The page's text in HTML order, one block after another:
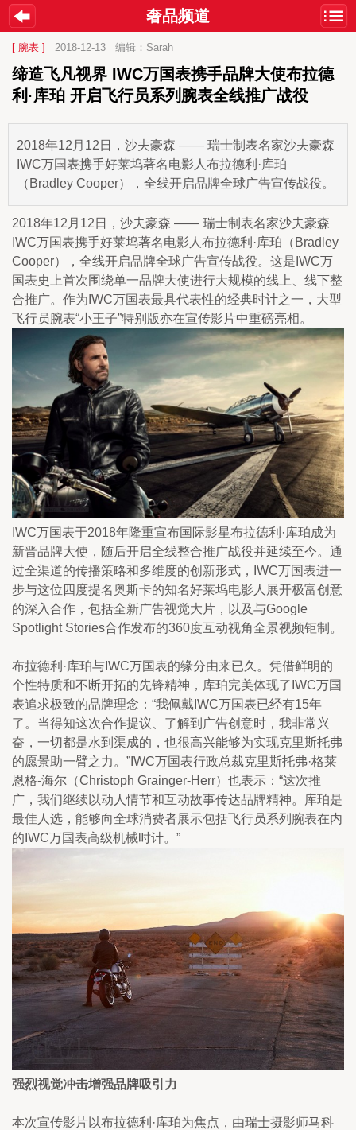
奢品频道
[ 腕表 ] 2018-12-13 编辑：Sarah
缔造飞凡视界 IWC万国表携手品牌大使布拉德
利·库珀 开启飞行员系列腕表全线推广战役
2018年12月12日，沙夫豪森 —— 瑞士制表名家沙夫豪森
IWC万国表携手好莱坞著名电影人布拉德利·库珀
（Bradley Cooper），全线开启品牌全球广告宣传战役。
2018年12月12日，沙夫豪森 —— 瑞士制表名家沙夫豪森
IWC万国表携手好莱坞著名电影人布拉德利·库珀（Bradley
Cooper），全线开启品牌全球广告宣传战役。这是IWC万
国表史上首次围绕单一品牌大使进行大规模的线上、线下整
合推广。作为IWC万国表最具代表性的经典时计之一，大型
飞行员腕表“小王子”特别版亦在宣传影片中重磅亮相。
IWC万国表于2018年隆重宣布国际影星布拉德利·库珀成为
新晋品牌大使，随后开启全线整合推广战役并延续至今。通
过全渠道的传播策略和多维度的创新形式，IWC万国表进一
步与这位四度提名奥斯卡的知名好莱坞电影人展开极富创意
的深入合作，包括全新广告视觉大片，以及与Google
Spotlight Stories合作发布的360度互动视角全景视频钜制。
布拉德利·库珀与IWC万国表的缘分由来已久。凭借鲜明的
个性特质和不断开拓的先锋精神，库珀完美体现了IWC万国
表追求极致的品牌理念：“我佩戴IWC万国表已经有15年
了。当得知这次合作提议、了解到广告创意时，我非常兴
奋，一切都是水到渠成的，也很高兴能够为实现克里斯托弗
的愿景助一臂之力。”IWC万国表行政总裁克里斯托弗·格莱
恩格-海尔（Christoph Grainger-Herr）也表示：“这次推
广，我们继续以动人情节和互动故事传达品牌精神。库珀是
最佳人选，能够向全球消费者展示包括飞行员系列腕表在内
的IWC万国表高级机械时计。”
强烈视觉冲击增强品牌吸引力
本次宣传影片以布拉德利·库珀为焦点，由瑞士摄影师马科